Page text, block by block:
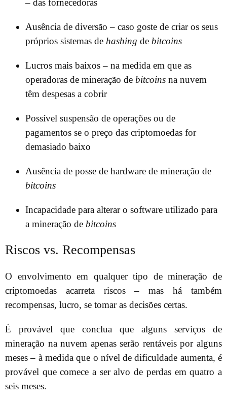
– das fornecedoras
Ausência de diversão – caso goste de criar os seus
próprios sistemas de hashing de bitcoins
Lucros mais baixos – na medida em que as
operadoras de mineração de bitcoins na nuvem
têm despesas a cobrir
Possível suspensão de operações ou de
pagamentos se o preço das criptomoedas for
demasiado baixo
Ausência de posse de hardware de mineração de
bitcoins
Incapacidade para alterar o software utilizado para
a mineração de bitcoins
Riscos vs. Recompensas
O envolvimento em qualquer tipo de mineração de
criptomoedas acarreta riscos – mas há também
recompensas, lucro, se tomar as decisões certas.
É provável que conclua que alguns serviços de
mineração na nuvem apenas serão rentáveis por alguns
meses – à medida que o nível de dificuldade aumenta, é
provável que comece a ser alvo de perdas em quatro a
seis meses.